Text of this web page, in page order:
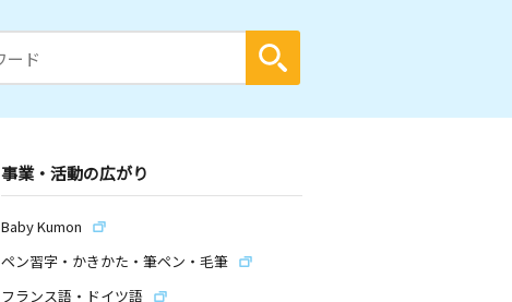
事業・活動の広がり
Baby Kumon
ペン習字・かきかた・筆ペン・毛筆
フランス語・ドイツ語